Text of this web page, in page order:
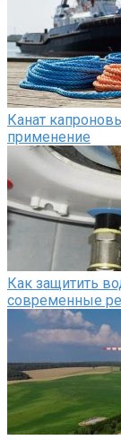
Канат
применение
Как защитить
современные